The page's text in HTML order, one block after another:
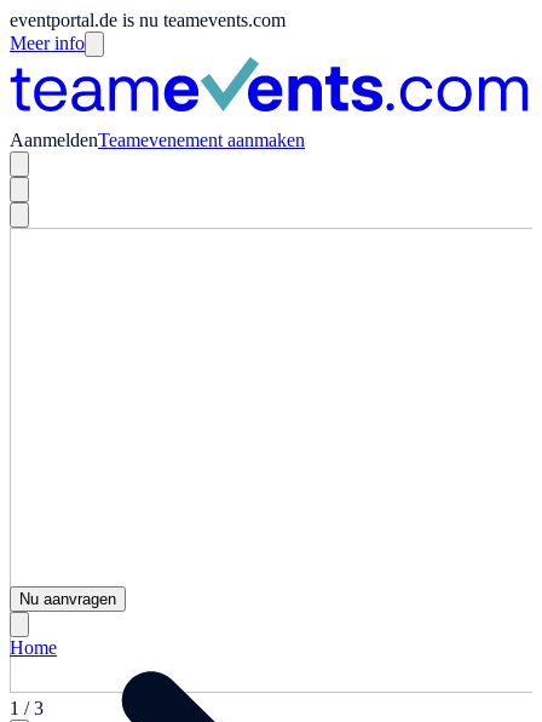
eventportal.de is nu teamevents.com
Meer info
AanmeldenTeamevenement aanmaken
1 / 3
Nu aanvragen
Home